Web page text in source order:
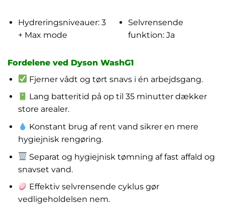
Hydreringsniveauer: 3
+ Max mode
Selvrensende
funktion: Ja
Fordelene ved Dyson WashG1
Fjerner vådt og tørt snavs i én arbejdsgang.
Lang batteritid på op til 35 minutter dækker
store arealer.
Konstant brug af rent vand sikrer en mere
hygiejnisk rengøring.
Separat og hygiejnisk tømning af fast affald og
snavset vand.
Effektiv selvrensende cyklus gør
vedligeholdelsen nem.